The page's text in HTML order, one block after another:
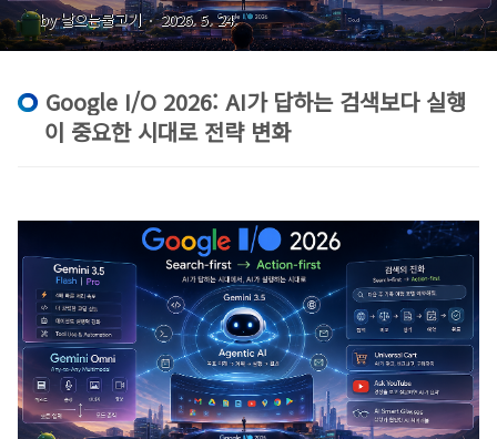
한 시대로 전략 변화
by 날으는물고기 2026. 5. 24.
Google I/O 2026: AI가 답하는 검색보다 실행
이 중요한 시대로 전략 변화